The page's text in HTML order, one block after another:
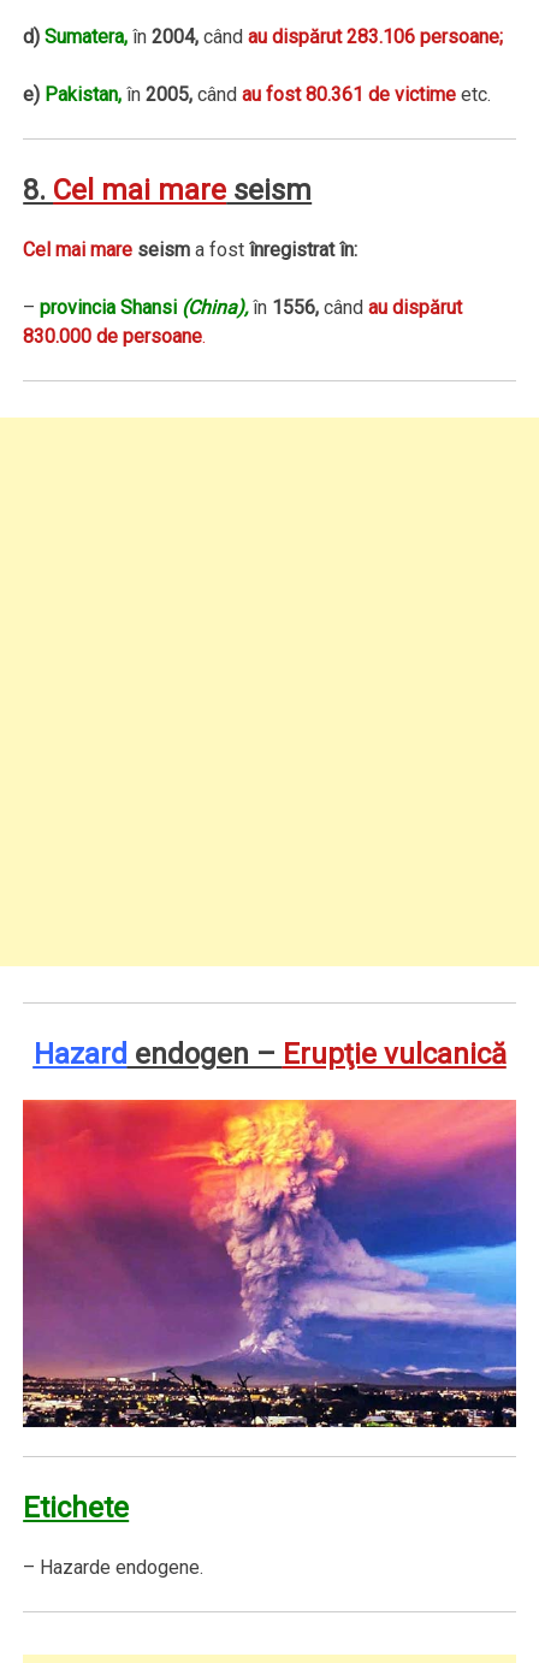
d)Sumatera, în2004, cândau dispărut 283.106 persoane;
e) Pakistan, în2005, cândau fost 80.361 de victime etc.
8. Cel mai mare seism
Cel mai mare seism a fostînregistrat în:
–provincia Shansi (China),în 1556, cândau dispărut
830.000 de persoane.
Hazard endogen – Erupţie vulcanică
Etichete
– Hazarde endogene.